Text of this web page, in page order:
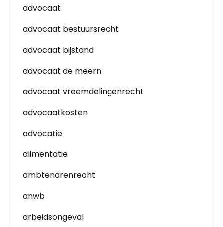
advocaat
advocaat bestuursrecht
advocaat bijstand
advocaat de meern
advocaat vreemdelingenrecht
advocaatkosten
advocatie
alimentatie
ambtenarenrecht
anwb
arbeidsongeval